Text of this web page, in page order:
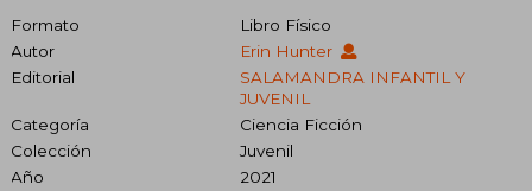
Formato
Libro Físico
Autor
Erin Hunter
Editorial
SALAMANDRA INFANTIL Y
JUVENIL
Categoría
Ciencia Ficción
Colección
Juvenil
Año
2021